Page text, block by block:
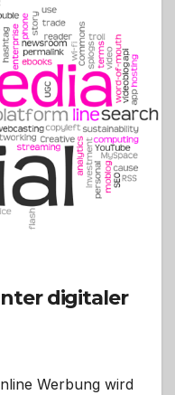
digitaler
Werbung wird